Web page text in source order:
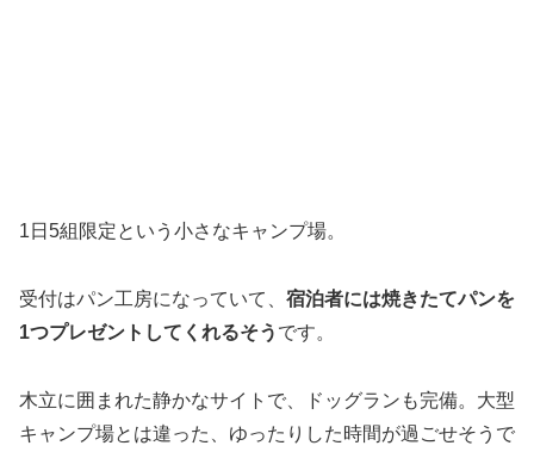
1日5組限定という小さなキャンプ場。
受付はパン工房になっていて、 宿泊者には焼きたてパンを
1つプレゼントしてくれるそう です。
木立に囲まれた静かなサイトで、ドッグランも完備。大型
キャンプ場とは違った、ゆったりした時間が過ごせそうで